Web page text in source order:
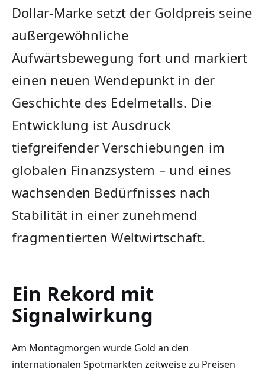
Dollar-Marke setzt der Goldpreis seine
außergewöhnliche
Aufwärtsbewegung fort und markiert
einen neuen Wendepunkt in der
Geschichte des Edelmetalls. Die
Entwicklung ist Ausdruck
tiefgreifender Verschiebungen im
globalen Finanzsystem – und eines
wachsenden Bedürfnisses nach
Stabilität in einer zunehmend
fragmentierten Weltwirtschaft.
Ein Rekord mit
Signalwirkung
Am Montagmorgen wurde Gold an den
internationalen Spotmärkten zeitweise zu Preisen